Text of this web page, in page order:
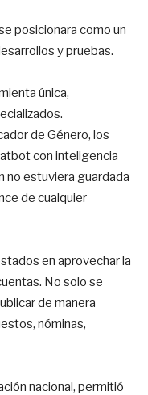
posicionara como un
y pruebas.
única,
de Género, los
con inteligencia
no estuviera guardada
de cualquier
en aprovechar la
No solo se
de manera
nóminas,
nacional, permitió